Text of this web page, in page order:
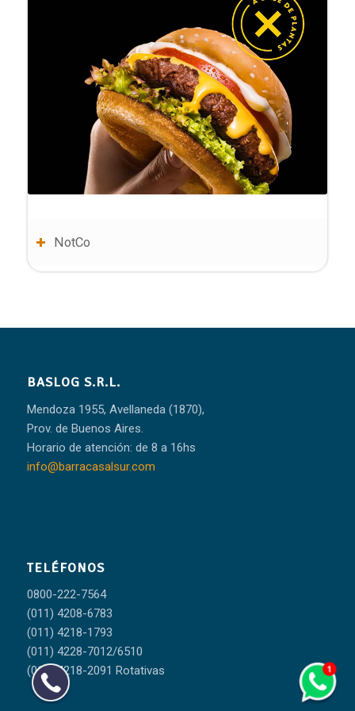
NotCo
BASLOG S.R.L.
Mendoza 1955, Avellaneda (1870),
Prov. de Buenos Aires.
Horario de atención: de 8 a 16hs
info@barracasalsur.com
TELÉFONOS
0800-222-7564
(011) 4208-6783
(011) 4218-1793
(011) 4228-7012/6510
(011) 4218-2091 Rotativas